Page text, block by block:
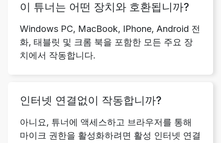
이 튜너는 어떤 장치와 호환됩니까?
Windows PC, MacBook, IPhone, Android 전
화, 태블릿 및 크롬 북을 포함한 모든 주요 장
치에서 작동합니다.
인터넷 연결없이 작동합니까?
아니요, 튜너에 액세스하고 브라우저를 통해
마이크 권한을 활성화하려면 활성 인터넷 연결